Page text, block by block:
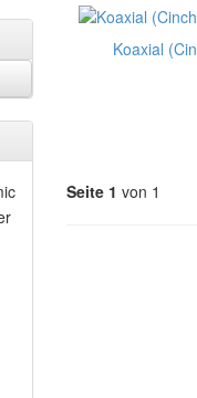
Koaxial
Seite 1 von 1